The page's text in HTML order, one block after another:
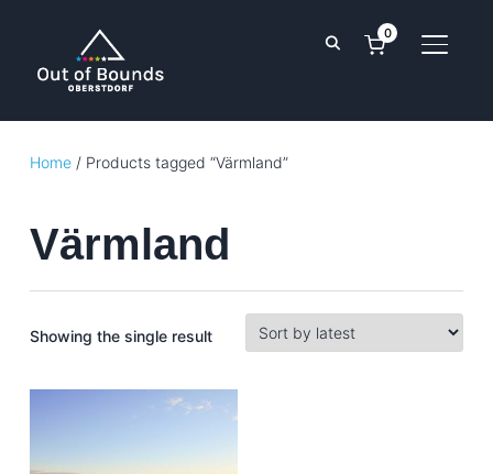
0
Home/ Products tagged “Värmland”
Värmland
Showing the single result